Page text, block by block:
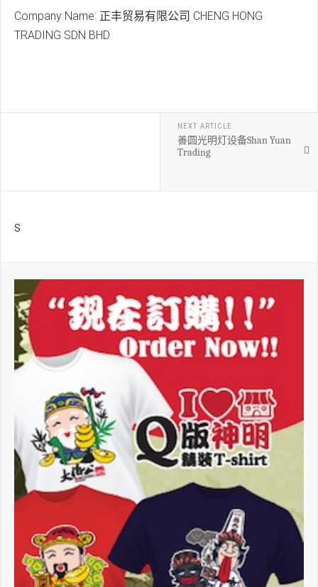
Company Name: 正丰贸易有限公司 CHENG HONG
TRADING SDN BHD
NEXT ARTICLE
善圆光明灯设备Shan Yuan
Trading
S